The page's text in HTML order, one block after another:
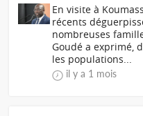
En visite à
récents
nombreuses
Goudé a exprimé,
les populations...
il y a 1 mois